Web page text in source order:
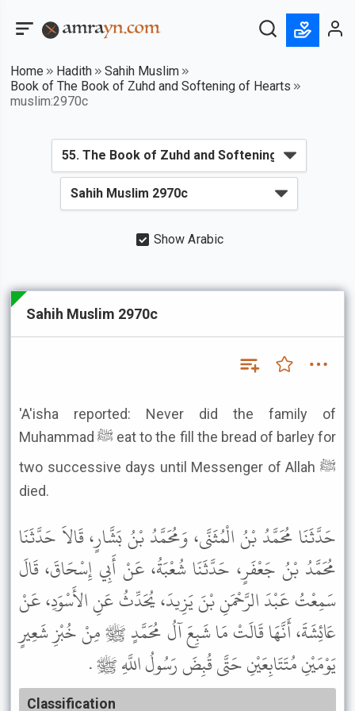
Home Hadith
Sahih Muslim
Book of The Book of Zuhd and Softening of Hearts
muslim:2970c
Show Arabic
Sahih Muslim 2970c
'A'isha reported: Never did the family of
Muhammad ﷺ eat to the fill the bread of barley for
two successive days until Messenger of Allah ﷺ
died.
حَدَّثَنَا مُحَمَّدُ بْنُ الْمُثَنَّى، وَمُحَمَّدُ بْنُ بَشَّارٍ، قَالاَ حَدَّثَنَا
مُحَمَّدُ بْنُ جَعْفَرٍ، حَدَّثَنَا شُعْبَةُ، عَنْ أَبِي إِسْحَاقَ، قَالَ
سَمِعْتُ عَبْدَ الرَّحْمَنِ بْنَ يَزِيدَ، يُحَدِّثُ عَنِ الأَسْوَدِ، عَنْ
عَائِشَةَ، أَنَّهَا قَالَتْ مَا شَبِعَ آلُ مُحَمَّدٍ ﷺ مِنْ خُبْزِ شَعِيرٍ
يَوْمَيْنِ مُتَتَابِعَيْنِ حَتَّى قُبِضَ رَسُولُ اللَّهِ ﷺ .
Classification